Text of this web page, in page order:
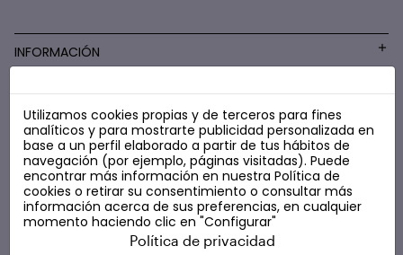
INFORMACIÓN
COSMÉTICA LOW COST
Utilizamos cookies propias y de terceros para fines
analíticos y para mostrarte publicidad personalizada en
base a un perfil elaborado a partir de tus hábitos de
navegación (por ejemplo, páginas visitadas). Puede
encontrar más información en nuestra Política de
cookies o retirar su consentimiento o consultar más
información acerca de sus preferencias, en cualquier
momento haciendo clic en "Configurar"
Política de privacidad